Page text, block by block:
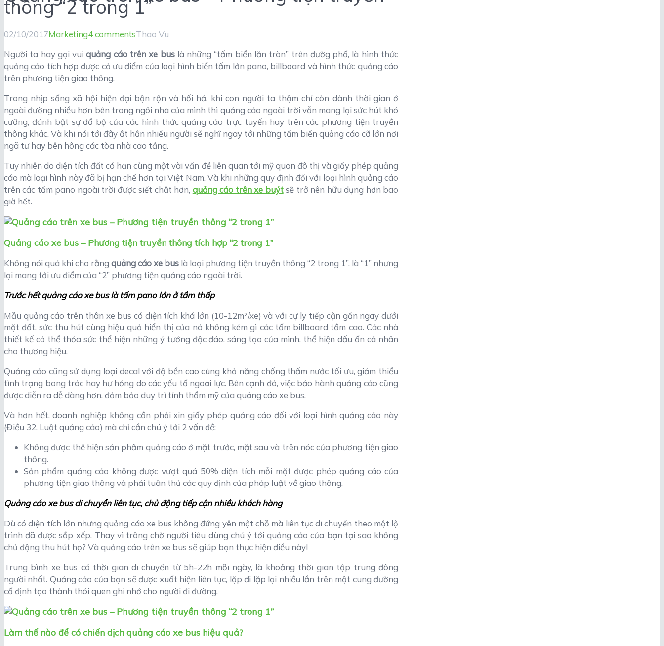
thông “2 trong 1”
02/10/2017Marketing4 commentsThao Vu
Người ta hay gọi vuiquảng cáo trên xe buslà những “tấm biển lăn tròn” trên đườg phố, là hình thức
quảng cáo tích hợp được cả ưu điểm của loại hình biển tấm lớn pano, billboard và hình thức quảng cáo
trên phương tiện giao thông.
Trong nhịp sống xã hội hiện đại bận rộn và hối hả, khi con người ta thậm chí còn dành thời gian ở
ngoài đường nhiều hơn bên trong ngôi nhà của mình thì quảng cáo ngoài trời vẫn mang lại sức hút khó
cưỡng, đánh bật sự đổ bộ của các hình thức quảng cáo trực tuyến hay trên các phương tiện truyền
thông khác. Và khi nói tới đây ắt hẳn nhiều người sẽ nghĩ ngay tới những tấm biển quảng cáo cỡ lớn nơi
ngã tư hay bên hông các tòa nhà cao tầng.
Tuy nhiên do diện tích đất có hạn cùng một vài vấn đề liên quan tới mỹ quan đô thị và giấy phép quảng
cáo mà loại hình này đã bị hạn chế hơn tại Việt Nam. Và khi những quy định đối với loại hình quảng cáo
trên các tấm pano ngoài trời được siết chặt hơn, quảng cáo trên xe buýtsẽ trở nên hữu dụng hơn bao
giờ hết.
Quảng cáo xe bus – Phương tiện truyền thông tích hợp “2 trong 1”
Không nói quá khi cho rằng quảng cáo xe bus là loại phương tiện truyền thông “2 trong 1”, là “1” nhưng
lại mang tới ưu điểm của “2” phương tiện quảng cáo ngoài trời.
Trước hết quảng cáo xe bus là tấm pano lớn ở tầm thấp
Mẫu quảng cáo trên thân xe bus có diện tích khá lớn (10-12m²/xe) và với cự ly tiếp cận gần ngay dưới
mặt đất, sức thu hút cùng hiệu quả hiển thị của nó không kém gì các tấm billboard tầm cao. Các nhà
thiết kế có thể thỏa sức thể hiện những ý tưởng độc đáo, sáng tạo của mình, thể hiện dấu ấn cá nhân
cho thương hiệu.
Quảng cáo cũng sử dụng loại decal với độ bền cao cùng khả năng chống thấm nước tối ưu, giảm thiểu
tình trạng bong tróc hay hư hỏng do các yếu tố ngoại lực. Bên cạnh đó, việc bảo hành quảng cáo cũng
được diễn ra dễ dàng hơn, đảm bảo duy trì tính thẩm mỹ của quảng cáo xe bus.
Và hơn hết, doanh nghiệp không cần phải xin giấy phép quảng cáo đối với loại hình quảng cáo này
(Điều 32, Luật quảng cáo) mà chỉ cần chú ý tới 2 vấn đề:
Không được thể hiện sản phẩm quảng cáo ở mặt trước, mặt sau và trên nóc của phương tiện giao
thông.
Sản phẩm quảng cáo không được vượt quá 50% diện tích mỗi mặt được phép quảng cáo của
phương tiện giao thông và phải tuân thủ các quy định của pháp luật về giao thông.
Quảng cáo xe bus di chuyển liên tục, chủ động tiếp cận nhiều khách hàng
Dù có diện tích lớn nhưng quảng cáo xe bus không đứng yên một chỗ mà liên tục di chuyển theo một lộ
trình đã được sắp xếp. Thay vì trông chờ người tiêu dùng chú ý tới quảng cáo của bạn tại sao không
chủ động thu hút họ? Và quảng cáo trên xe bus sẽ giúp bạn thực hiện điều này!
Trung bình xe bus có thời gian di chuyển từ 5h-22h mỗi ngày, là khoảng thời gian tập trung đông
người nhất. Quảng cáo của bạn sẽ được xuất hiện liên tục, lặp đi lặp lại nhiều lần trên một cung đường
cố định tạo thành thói quen ghi nhớ cho người đi đường.
Làm thế nào để có chiến dịch quảng cáo xe bus hiệu quả?